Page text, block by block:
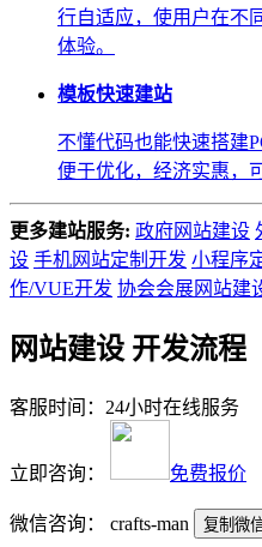
行自适应，使用户在不
体验。
模板快速建站
不懂代码也能快速搭建
便于优化，经济实惠，
更多建站服务: 政府网站建设
设 手机网站定制开发 小程序
作/VUE开发 协会会展网站建
网站建设 开发流程
客服时间：24小时在线服务
立即咨询： 免费报价
微信咨询： crafts-man 复制微